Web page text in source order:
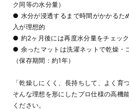
ク同等の水分量）
● 水分が浸透するまで時間がかかるた
入が理想的
● 約2ヶ月後には再度水分量をチェッ
● 余ったマットは洗濯ネットで乾燥・
（保存期間：約1年）
「乾燥しにくく、長持ちして、よく育つ
そんな理想を形にしたプロ仕様の高機
ください。